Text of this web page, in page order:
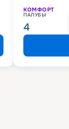
КОМФОРТ
ПАЛУБЫ
4